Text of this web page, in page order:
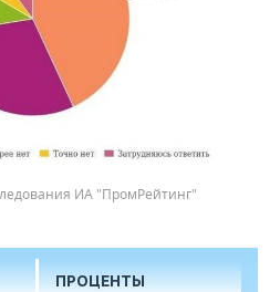
ИА "ПромРейтинг"
ПРОЦЕНТЫ